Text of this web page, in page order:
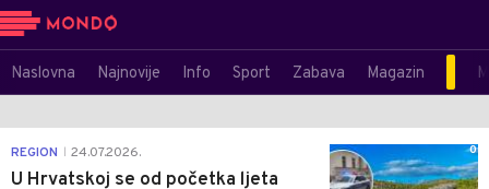
Naslovna Najnovije Info Sport Zabava Magazin
REGION 24.07.2026.
U Hrvatskoj se od početka ljeta
0